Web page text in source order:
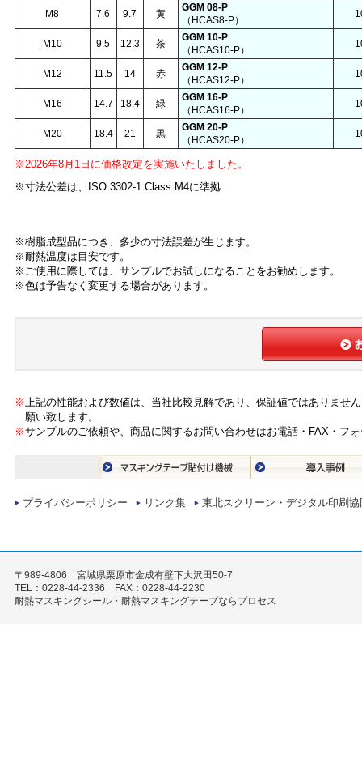
M8 7.6 9.7 黄
GGM 08-P
（HCAS8-P）
M10 9.5 12.3 茶
GGM 10-P
（HCAS10-P）
M12 11.5 14 赤
GGM 12-P
（HCAS12-P）
M16 14.7 18.4 緑
GGM 16-P
（HCAS16-P）
M20 18.4 21 黒
GGM 20-P
（HCAS20-P）
※2026年8月1日に価格改定を実施いたしました。
※寸法公差は、ISO 3302-1 Class M4に準拠
※樹脂成型品につき、多少の寸法誤差が生じます。
※耐熱温度は目安です。
※ご使用に際しては、サンプルでお試しになることをお勧めします。
※色は予告なく変更する場合があります。
※上記の性能および数値は、当社比較見解であり、保証値ではありませ
願い致します。
※サンプルのご依頼や、商品に関するお問い合わせはお電話・FAX・フ
プライバシーポリシー リンク集 東北スクリーン・デジタル印刷協
〒989-4806 宮城県栗原市金成有壁下大沢田50-7
TEL：0228-44-2336 FAX：0228-44-2230
耐熱マスキングシール・耐熱マスキングテープならプロセス